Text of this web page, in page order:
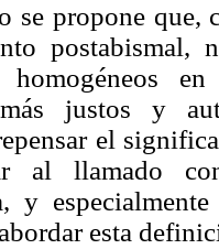
se propone que,
postabismal,
homogéneos
justos y
el
al llamado
y
esta